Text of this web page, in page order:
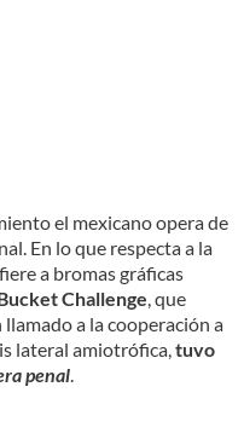
el mexicano opera de
En lo que respecta a la
a bromas gráficas
Challenge , que
a la cooperación a
lateral amiotrófica, tuvo
penal